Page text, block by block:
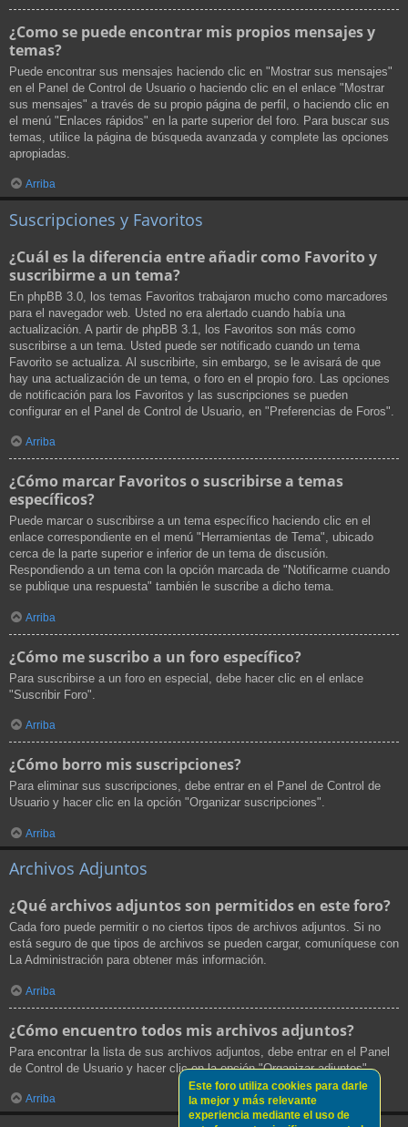
¿Como se puede encontrar mis propios mensajes y
temas?
Puede encontrar sus mensajes haciendo clic en "Mostrar sus mensajes"
en el Panel de Control de Usuario o haciendo clic en el enlace "Mostrar
sus mensajes" a través de su propio página de perfil, o haciendo clic en
el menú "Enlaces rápidos" en la parte superior del foro. Para buscar sus
temas, utilice la página de búsqueda avanzada y complete las opciones
apropiadas.
Arriba
Suscripciones y Favoritos
¿Cuál es la diferencia entre añadir como Favorito y
suscribirme a un tema?
En phpBB 3.0, los temas Favoritos trabajaron mucho como marcadores
para el navegador web. Usted no era alertado cuando había una
actualización. A partir de phpBB 3.1, los Favoritos son más como
suscribirse a un tema. Usted puede ser notificado cuando un tema
Favorito se actualiza. Al suscribirte, sin embargo, se le avisará de que
hay una actualización de un tema, o foro en el propio foro. Las opciones
de notificación para los Favoritos y las suscripciones se pueden
configurar en el Panel de Control de Usuario, en "Preferencias de Foros".
Arriba
¿Cómo marcar Favoritos o suscribirse a temas
específicos?
Puede marcar o suscribirse a un tema específico haciendo clic en el
enlace correspondiente en el menú "Herramientas de Tema", ubicado
cerca de la parte superior e inferior de un tema de discusión.
Respondiendo a un tema con la opción marcada de "Notificarme cuando
se publique una respuesta" también le suscribe a dicho tema.
Arriba
¿Cómo me suscribo a un foro específico?
Para suscribirse a un foro en especial, debe hacer clic en el enlace
"Suscribir Foro".
Arriba
¿Cómo borro mis suscripciones?
Para eliminar sus suscripciones, debe entrar en el Panel de Control de
Usuario y hacer clic en la opción "Organizar suscripciones".
Arriba
Archivos Adjuntos
¿Qué archivos adjuntos son permitidos en este foro?
Cada foro puede permitir o no ciertos tipos de archivos adjuntos. Si no
está seguro de que tipos de archivos se pueden cargar, comuníquese con
La Administración para obtener más información.
Arriba
¿Cómo encuentro todos mis archivos adjuntos?
Para encontrar la lista de sus archivos adjuntos, debe entrar en el Panel
de Control de Usuario y hacer clic en la opción "Organizar adjuntos".
Arriba
Este foro utiliza cookies para darle
la mejor y más relevante
experiencia mediante el uso de